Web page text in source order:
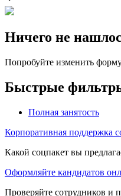
Ничего не
Попробуйте изменить
Быстрые
Полная занятость
Корпоративная поддержка
Какой соцпакет вы
Оформляйте кандидатов
Проверяйте сотрудников и